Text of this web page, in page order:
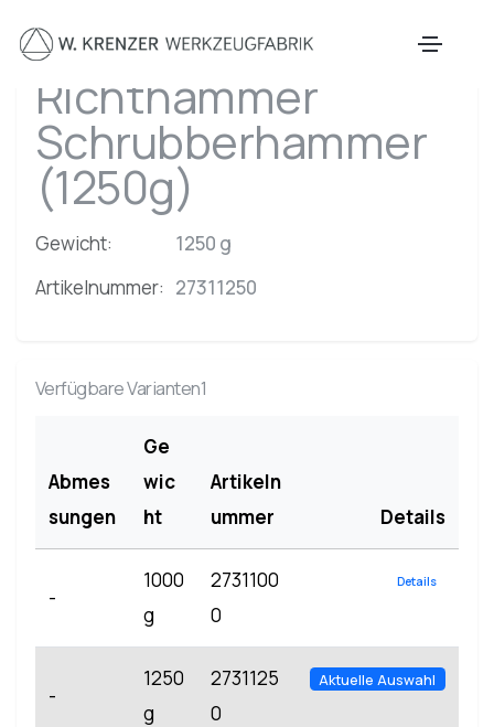
Richthammer
Schrubberhammer
(1250g)
Gewicht:
1250 g
Artikelnummer: 27311250
Verfügbare Varianten1
Abmes
sungen
Ge
wic
ht
Artikeln
ummer
Details
-
1000
g
2731100
0
Details
-
1250
g
2731125
0
Aktuelle Auswahl